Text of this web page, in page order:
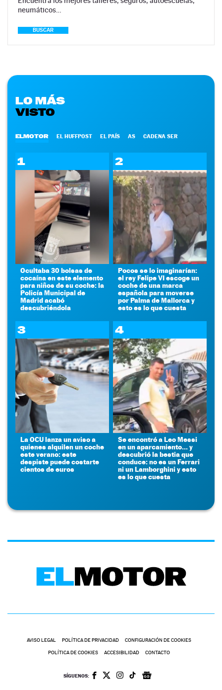
neumáticos…
BUSCAR
LO MÁS
VISTO
ELMOTOR EL HUFFPOST EL PAÍS AS CADENA SER
1
Ocultaba 30 bolsas de
cocaína en este elemento
para niños de su coche: la
Policía Municipal de
Madrid acabó
descubriéndola
2
Pocos se lo imaginarían:
el rey Felipe VI escoge un
coche de una marca
española para moverse
por Palma de Mallorca y
esto es lo que cuesta
3
La OCU lanza un aviso a
quienes alquilen un coche
este verano: este
despiste puede costarte
cientos de euros
4
Se encontró a Leo Messi
en un aparcamiento... y
descubrió la bestia que
conduce: no es un Ferrari
ni un Lamborghini y esto
es lo que cuesta
AVISO LEGAL POLÍTICA DE PRIVACIDAD CONFIGURACIÓN DE COOKIES
POLÍTICA DE COOKIES ACCESIBILIDAD CONTACTO
SÍGUENOS: